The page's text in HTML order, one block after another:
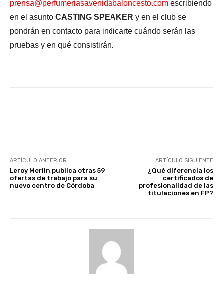
prensa@perfumeriasavenidabaloncesto.com escribiendo
en el asunto CASTING SPEAKER y en el club se
pondrán en contacto para indicarte cuándo serán las
pruebas y en qué consistirán.
ARTÍCULO ANTERIOR
Leroy Merlin publica otras 59
ofertas de trabajo para su
nuevo centro de Córdoba
ARTÍCULO SIGUIENTE
¿Qué diferencia los
certificados de
profesionalidad de las
titulaciones en FP?